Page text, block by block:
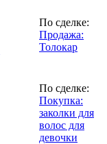
По сделке:
Продажа:
Толокар
По сделке:
Покупка:
заколки для
волос для
девочки